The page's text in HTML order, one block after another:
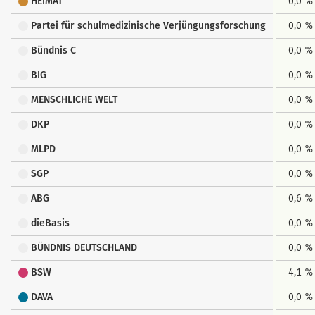
Partei für schulmedizinische Verjüngungsforschung 0,0 %
Bündnis C 0,0 %
BIG 0,0 %
MENSCHLICHE WELT 0,0 %
DKP 0,0 %
MLPD 0,0 %
SGP 0,0 %
ABG 0,6 %
dieBasis 0,0 %
BÜNDNIS DEUTSCHLAND 0,0 %
BSW 4,1 %
DAVA 0,0 %